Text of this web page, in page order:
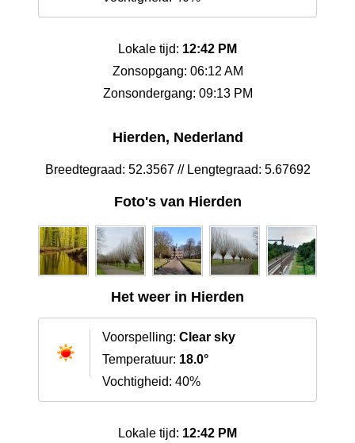
Lokale tijd: 12:42 PM
Zonsopgang: 06:12 AM
Zonsondergang: 09:13 PM
Hierden, Nederland
Breedtegraad: 52.3567 // Lengtegraad: 5.67692
Foto's van Hierden
Het weer in Hierden
Voorspelling: Clear sky
Temperatuur: 18.0°
Vochtigheid: 40%
Lokale tijd: 12:42 PM